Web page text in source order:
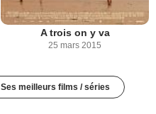
A trois on y va
25 mars 2015
Ses meilleurs films / séries